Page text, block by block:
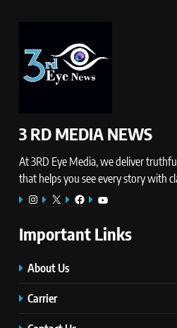
3 RD MEDIA NEWS
At 3RD Eye Media, we deliver
that helps you see every story with
Instagram
X Facebook
YouTube
Important Links
About Us
Carrier